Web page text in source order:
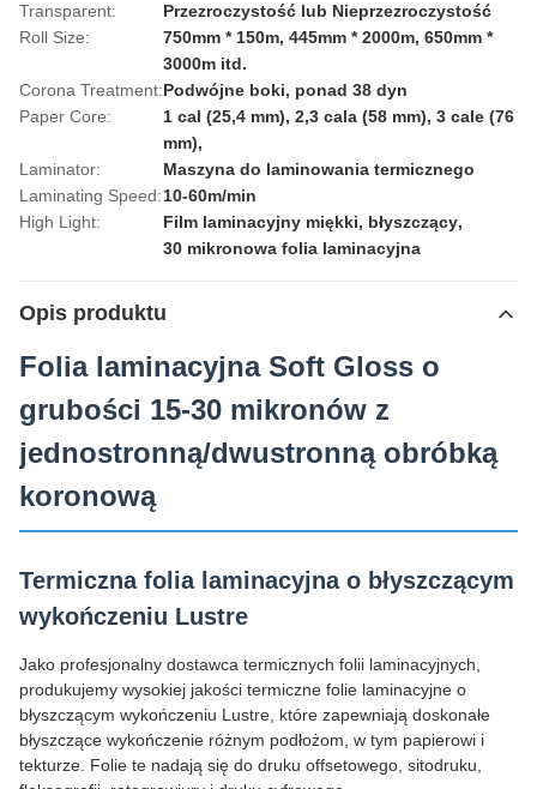
Transparent:
Przezroczystość lub Nieprzezroczystość
Roll Size:
750mm * 150m, 445mm * 2000m, 650mm *
3000m itd.
Corona Treatment:Podwójne boki, ponad 38 dyn
Paper Core:
1 cal (25,4 mm), 2,3 cala (58 mm), 3 cale (76
mm),
Laminator:
Maszyna do laminowania termicznego
Laminating Speed:10-60m/min
High Light:
Film laminacyjny miękki, błyszczący,
30 mikronowa folia laminacyjna
Opis produktu
Folia laminacyjna Soft Gloss o
grubości 15-30 mikronów z
jednostronną/dwustronną obróbką
koronową
Termiczna folia laminacyjna o błyszczącym
wykończeniu Lustre
Jako profesjonalny dostawca termicznych folii laminacyjnych,
produkujemy wysokiej jakości termiczne folie laminacyjne o
błyszczącym wykończeniu Lustre, które zapewniają doskonałe
błyszczące wykończenie różnym podłożom, w tym papierowi i
tekturze. Folie te nadają się do druku offsetowego, sitodruku,